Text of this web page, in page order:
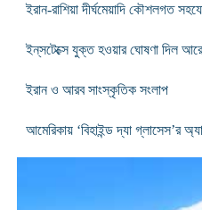
ইরান-রাশিয়া দীর্ঘমেয়াদি কৌশলগত
ইন্‌সটেক্সে যুক্ত হওয়ার ঘোষণা দিল
ইরান ও আরব সাংস্কৃতিক সংলাপ
আমেরিকায় ‘বিহাইন্ড দ্যা গ্লাসেস’র